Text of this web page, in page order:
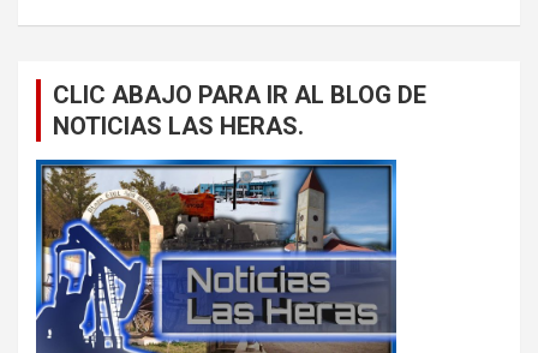
CLIC ABAJO PARA IR AL BLOG DE
NOTICIAS LAS HERAS.